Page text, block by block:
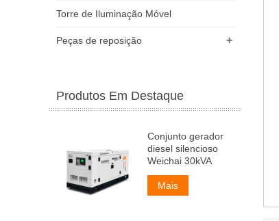
Torre de Iluminação Móvel
+
Peças de reposição
Produtos Em Destaque
Conjunto gerador
diesel silencioso
Weichai 30kVA
Mais